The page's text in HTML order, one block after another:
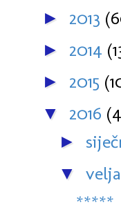
► 2013
► 2014
► 2015
▼ 2016
►
▼
*****